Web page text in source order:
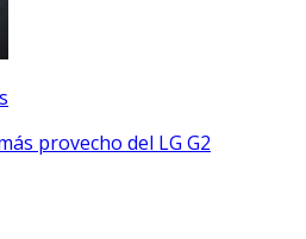
provecho del LG G2